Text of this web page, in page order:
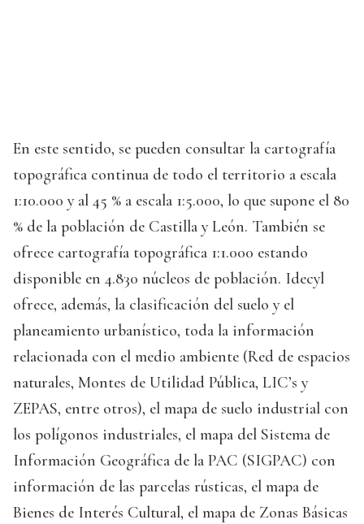
En este sentido, se pueden consultar la cartografía
topográfica continua de todo el territorio a escala
1:10.000 y al 45 % a escala 1:5.000, lo que supone el 80
% de la población de Castilla y León. También se
ofrece cartografía topográfica 1:1.000 estando
disponible en 4.830 núcleos de población. Idecyl
ofrece, además, la clasificación del suelo y el
planeamiento urbanístico, toda la información
relacionada con el medio ambiente (Red de espacios
naturales, Montes de Utilidad Pública, LIC’s y
ZEPAS, entre otros), el mapa de suelo industrial con
los polígonos industriales, el mapa del Sistema de
Información Geográfica de la PAC (SIGPAC) con
información de las parcelas rústicas, el mapa de
Bienes de Interés Cultural, el mapa de Zonas Básicas